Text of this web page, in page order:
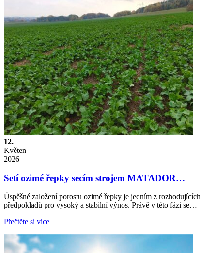
12.
Květen
2026
Setí ozimé řepky secím strojem MATADOR…
Úspěšné založení porostu ozimé řepky je jedním z rozhodujících
předpokladů pro vysoký a stabilní výnos. Právě v této fázi se…
Přečtěte si více